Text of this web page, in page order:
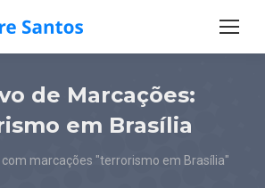
de Marcações:
em Brasília
com marcações "terrorismo em Brasília"